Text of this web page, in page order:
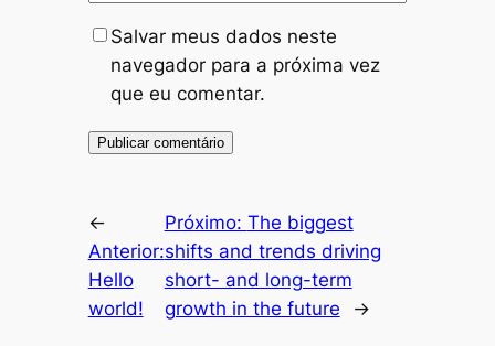
Salvar meus dados neste
navegador para a próxima vez
que eu comentar.
←
Anterior:
Hello
world!
Próximo: The biggest
shifts and trends driving
short- and long-term
growth in the future
→